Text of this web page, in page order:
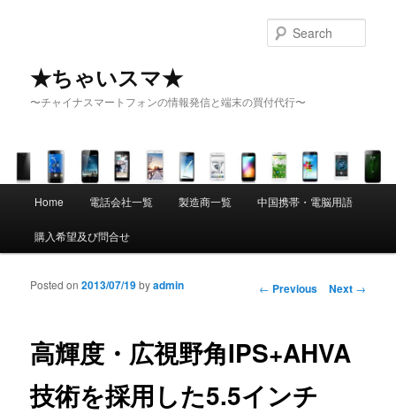
★ちゃいスマ★
〜チャイナスマートフォンの情報発信と端末の買付代行〜
Skip to primary content
Skip to secondary content
Home 電話会社一覧 製造商一覧 中国携帯・電脳用語
購入希望及び問合せ
Post navigation
← Previous Next →
高輝度・広視野角IPS+AHVA
技術を採用した5.5インチ
Posted on2013/07/19byadmin